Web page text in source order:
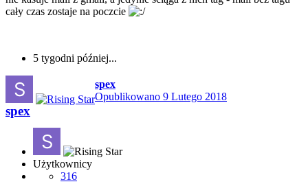
cały czas zostaje na poczcie
5 tygodni później...
spex
Opublikowano 9 Lutego 2018
spex
Użytkownicy
316